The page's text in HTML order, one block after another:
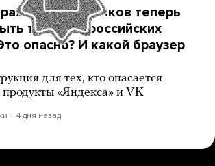
и других банков теперь
только в российских
опасно? И какой браузер
для тех, кто опасается
продукты «Яндекса» и VK
4 дня назад